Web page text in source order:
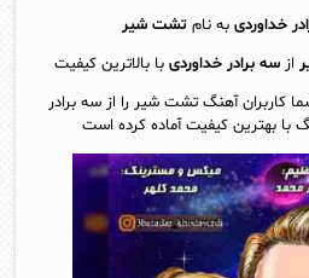
خداوردی به نامتشت شیر
از سه برادر خداوردی با بالاترین کیفیت
کاربران آهنگ تشت شیر را از سه برادر
با بهترین کیفیت آماده کرده است